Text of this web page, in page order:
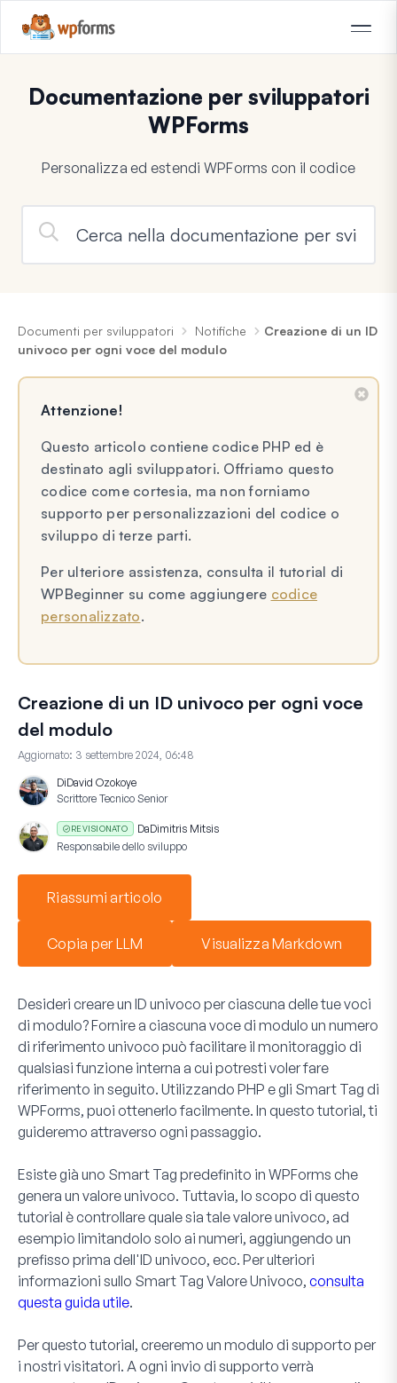
Documentazione per sviluppatori
WPForms
Personalizza ed estendi WPForms con il codice
Documenti per sviluppatori Notifiche
Creazione di un ID
univoco per ogni voce del modulo
Attenzione!
Questo articolo contiene codice PHP ed è
destinato agli sviluppatori. Offriamo questo
codice come cortesia, ma non forniamo
supporto per personalizzazioni del codice o
sviluppo di terze parti.
Per ulteriore assistenza, consulta il tutorial di
WPBeginner su come aggiungere codice
personalizzato.
Creazione di un ID univoco per ogni voce
del modulo
Aggiornato: 3 settembre 2024, 06:48
DiDavid Ozokoye
Scrittore Tecnico Senior
REVISIONATO DaDimitris Mitsis
Responsabile dello sviluppo
Riassumi articolo
Copia per LLM Visualizza Markdown
Desideri creare un ID univoco per ciascuna delle tue voci
di modulo? Fornire a ciascuna voce di modulo un numero
di riferimento univoco può facilitare il monitoraggio di
qualsiasi funzione interna a cui potresti voler fare
riferimento in seguito. Utilizzando PHP e gli Smart Tag di
WPForms, puoi ottenerlo facilmente. In questo tutorial, ti
guideremo attraverso ogni passaggio.
Esiste già uno Smart Tag predefinito in WPForms che
genera un valore univoco. Tuttavia, lo scopo di questo
tutorial è controllare quale sia tale valore univoco, ad
esempio limitandolo solo ai numeri, aggiungendo un
prefisso prima dell'ID univoco, ecc. Per ulteriori
informazioni sullo Smart Tag Valore Univoco, consulta
questa guida utile.
Per questo tutorial, creeremo un modulo di supporto per
i nostri visitatori. A ogni invio di supporto verrà